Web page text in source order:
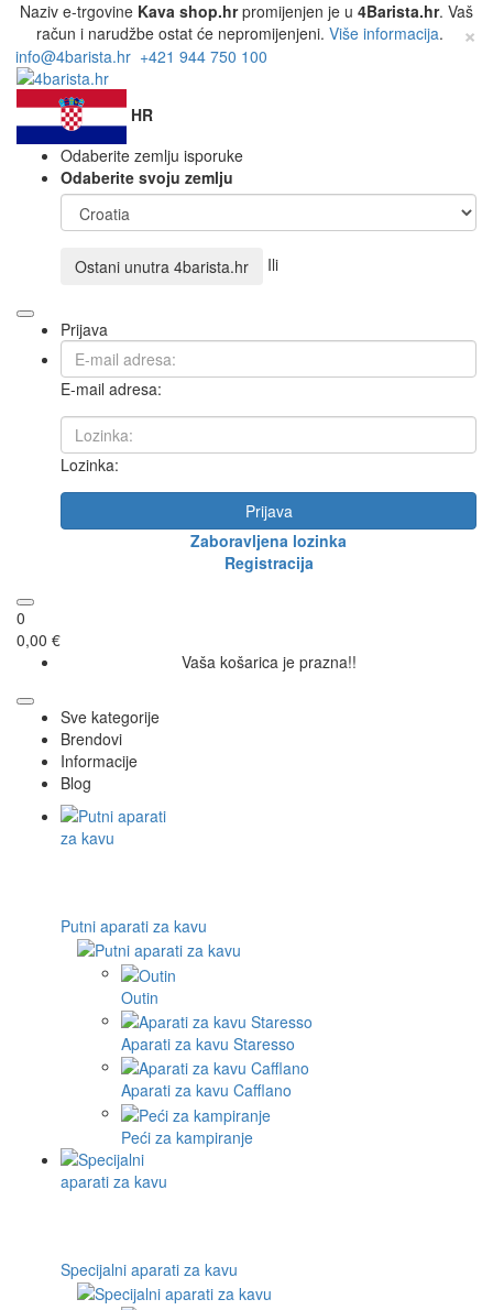
Naziv e-trgovine Kava shop.hrpromijenjen je u 4Barista.hr. Vaš
račun i narudžbe ostat će nepromijenjeni. Više informacija. ×
info@4barista.hr +421 944 750 100
HR
Odaberite zemlju isporuke
Odaberite svoju zemlju
Ostani unutra 4barista.hr Ili
Prijava
E-mail adresa:
Lozinka:
Prijava
Zaboravljena lozinka
Registracija
0
0,00 €
Vaša košarica je prazna!!
Sve kategorije
Brendovi
Informacije
Blog
Putni aparati za kavu
Outin
Aparati za kavu Staresso
Aparati za kavu Cafflano
Peći za kampiranje
Specijalni aparati za kavu